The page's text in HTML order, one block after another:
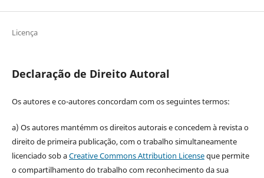
Licença
Declaração de Direito Autoral
Os autores e co-autores concordam com os seguintes termos:
a) Os autores mantémm os direitos autorais e concedem à revista o
direito de primeira publicação, com o trabalho simultaneamente
licenciado sob aCreative Commons Attribution Licenseque permite
o compartilhamento do trabalho com reconhecimento da sua